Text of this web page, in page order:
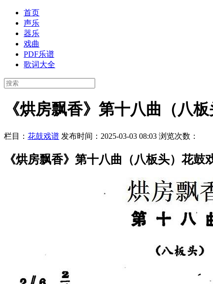
首页
声乐
器乐
戏曲
PDF乐谱
歌词大全
《烘房飘香》第十八曲（八板
栏目： 花鼓戏谱 发布时间：2025-03-03 08:03 浏览次数：
《烘房飘香》第十八曲（八板头）花鼓